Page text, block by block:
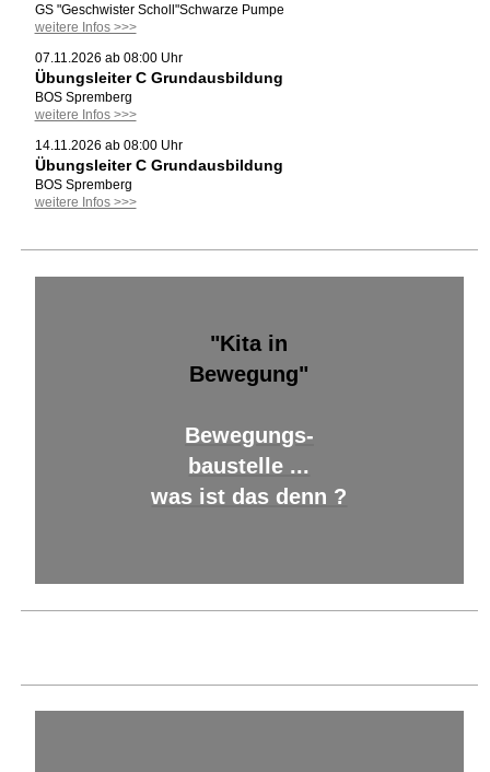
GS "Geschwister Scholl"Schwarze Pumpe
weitere Infos >>>
07.11.2026 ab 08:00 Uhr
Übungsleiter C Grundausbildung
BOS Spremberg
weitere Infos >>>
14.11.2026 ab 08:00 Uhr
Übungsleiter C Grundausbildung
BOS Spremberg
weitere Infos >>>
"Kita in
Bewegung"
Bewegungs-
baustelle ...
was ist das denn ?